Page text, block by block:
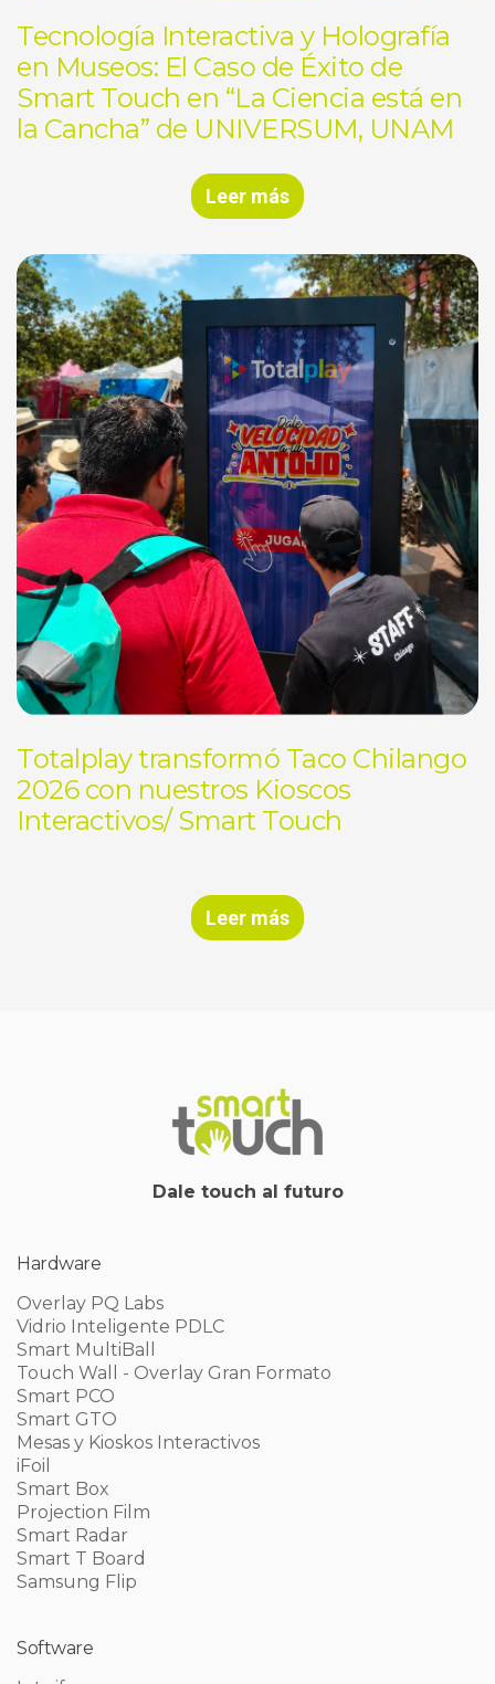
Tecnología Interactiva y Holografía
en Museos: El Caso de Éxito de
Smart Touch en “La Ciencia está en
la Cancha” de UNIVERSUM, UNAM
Leer más
Totalplay transformó Taco Chilango
2026 con nuestros Kioscos
Interactivos/ Smart Touch
Leer más
Dale touch al futuro
Hardware
Overlay PQ Labs
Vidrio Inteligente PDLC
Smart MultiBall
Touch Wall - Overlay Gran Formato
Smart PCO
Smart GTO
Mesas y Kioskos Interactivos
iFoil
Smart Box
Projection Film
Smart Radar
Smart T Board
Samsung Flip
Software